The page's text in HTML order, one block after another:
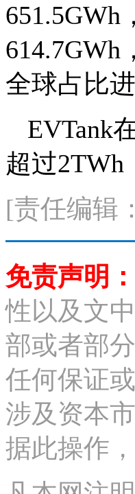
全球占比
EVTank
超过
[责任编辑
免责声明：
性以及文
部或者部
任何保证
涉及资本
据此操作